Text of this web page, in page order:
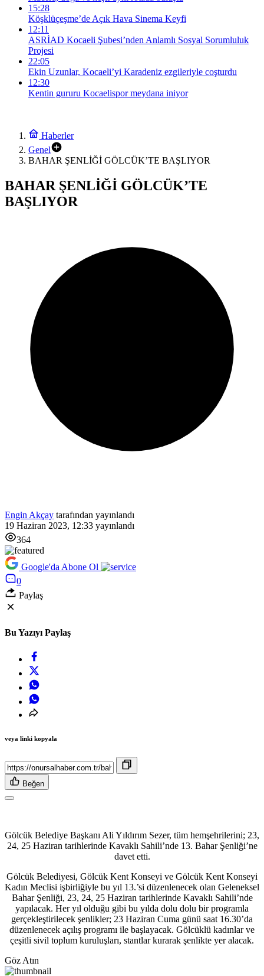
15:28
Köşklüçeşme’de Açık Hava Sinema Keyfi
12:11
ASRİAD Kocaeli Şubesi’nden Anlamlı Sosyal Sorumluluk
Projesi
22:05
Ekin Uzunlar, Kocaeli’yi Karadeniz ezgileriyle coşturdu
12:30
Kentin gururu Kocaelispor meydana iniyor
Haberler
Genel
BAHAR ŞENLİĞİ GÖLCÜK’TE BAŞLIYOR
BAHAR ŞENLİĞİ GÖLCÜK’TE
BAŞLIYOR
Engin Akçay tarafından yayınlandı
19 Haziran 2023, 12:33 yayınlandı
364
Google'da Abone Ol
0
Paylaş
Bu Yazıyı Paylaş
veya linki kopyala
Beğen
Gölcük Belediye Başkanı Ali Yıldırım Sezer, tüm hemşehrilerini; 23,
24, 25 Haziran tarihlerinde Kavaklı Sahili’nde 13. Bahar Şenliği’ne
davet etti.
Gölcük Belediyesi, Gölcük Kent Konseyi ve Gölcük Kent Konseyi
Kadın Meclisi işbirliğiyle bu yıl 13.’si düzenlenecek olan Geleneksel
Bahar Şenliği, 23, 24, 25 Haziran tarihlerinde Kavaklı Sahili’nde
yapılacak. Her yıl olduğu gibi bu yılda dolu dolu bir programla
gerçekleştirilecek şenlikler; 23 Haziran Cuma günü saat 16.30’da
düzenlenecek açılış programı ile başlayacak. Gölcüklü kadınlar ve
çeşitli sivil toplum kuruluşları, stantlar kurarak şenlikte yer alacak.
Göz Atın